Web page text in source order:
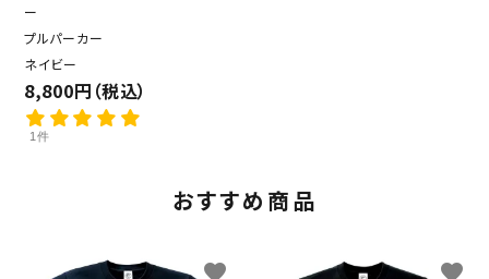
ー
プルパーカー
ネイビー
8,800円（税込）
1件
おすすめ商品
favorite favorite